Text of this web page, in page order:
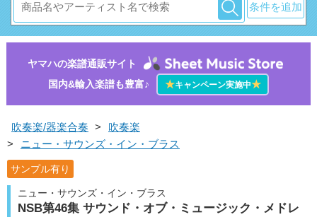
条件を追加
ヤマハの楽譜通販サイト
国内&輸入楽譜も豊富♪
★キャンペーン実施中★
吹奏楽/器楽合奏 >
吹奏楽
>
ニュー・サウンズ・イン・ブラス
サンプル有り
ニュー・サウンズ・イン・ブラス
NSB第46集 サウンド・オブ・ミュージック・メドレ